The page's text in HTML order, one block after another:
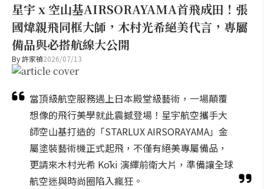
星宇 x 空山基AIRSORAYAMA首飛成田！張
國煒親飛同框大師，木村光希絕美代言，專屬
備品與必搭航線大公開
By許家禎2026/07/13
當頂級航空服務遇上日本殿堂級藝術，一場顛覆
想像的飛行美學就此震撼登場！星宇航空攜手大
師空山基打造的「STARLUX AIRSORAYAMA」金
屬塗裝藝術機正式起飛，不僅有絕美專屬備品，
更請來木村光希 Kōki 演繹前衛大片，準備讓全球
航空迷與時尚圈陷入瘋狂。